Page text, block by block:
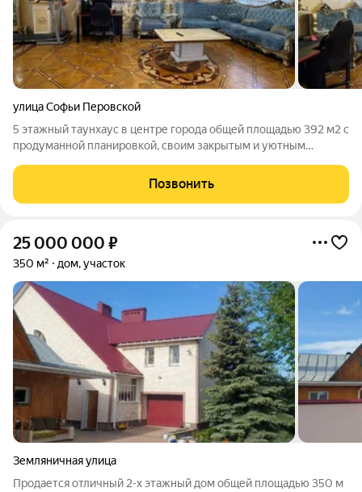
улица Софьи Перовской
5 этажный таунхаус в центре города общей площадью 392 м2 с
продуманной планировкой, своим закрытым и уютным
беседка с мангальной зоной. Закрытая территория! Отдельный
въезд! Индивидуальная система
Позвонить
25 000 000 ₽
350 м² дом, участок
Земляничная улица
Продается отличный 2-х этажный дом общей площадью 350 м